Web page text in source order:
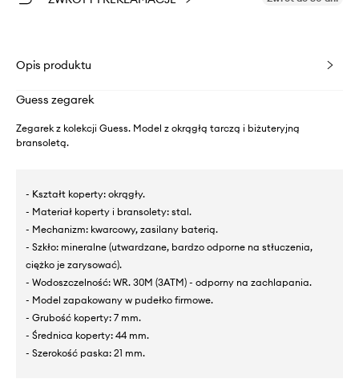
Opis produktu
Guess zegarek
Zegarek z kolekcji Guess. Model z okrągłą tarczą i biżuteryjną
bransoletą.
- Kształt koperty: okrągły.
- Materiał koperty i bransolety: stal.
- Mechanizm: kwarcowy, zasilany baterią.
- Szkło: mineralne (utwardzane, bardzo odporne na stłuczenia,
ciężko je zarysować).
- Wodoszczelność: WR. 30M (3ATM) - odporny na zachlapania.
- Model zapakowany w pudełko firmowe.
- Grubość koperty: 7 mm.
- Średnica koperty: 44 mm.
- Szerokość paska: 21 mm.